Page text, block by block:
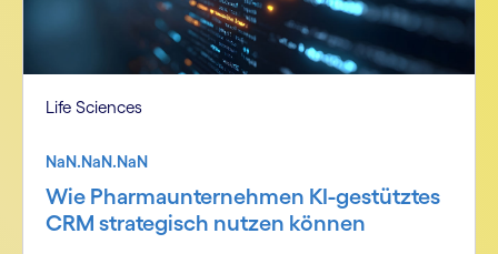
Life Sciences
NaN.NaN.NaN
Wie Pharmaunternehmen KI-gestütztes
CRM strategisch nutzen können